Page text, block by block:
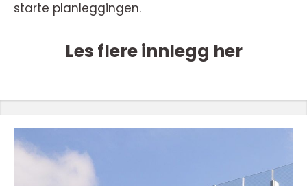
starte planleggingen.
Les flere innlegg her